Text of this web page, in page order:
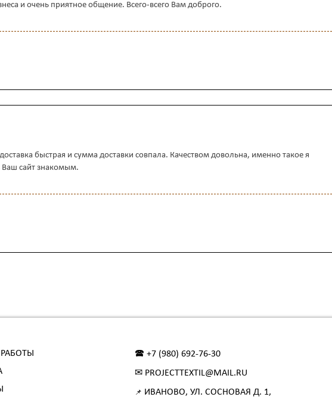
и очень приятное общение. Всего-всего Вам доброго.
быстрая и сумма доставки совпала. Качеством довольна, именно такое я
Ваш сайт знакомым.
🕿 +7 (980) 692-76-30
✉ PROJECTTEXTIL@MAIL.RU
📌 ИВАНОВО, УЛ. СОСНОВАЯ Д. 1,